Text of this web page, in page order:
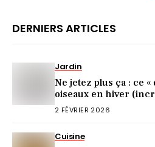
DERNIERS ARTICLES
Jardin
Ne jetez plus ça : ce «
oiseaux en hiver
2 FÉVRIER 2026
Cuisine